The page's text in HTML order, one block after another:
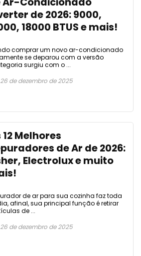
de 2026: 9000,
18000 BTUS e mais!
comprar um novo ar-condicionado
se deparou com a versão
surgiu com o ...
26 de dezembro de 2025
12 Melhores
de Ar de 2026:
Electrolux e muito
de ar para sua cozinha faz toda
afinal, sua principal função é retirar
de ...
26 de dezembro de 2025